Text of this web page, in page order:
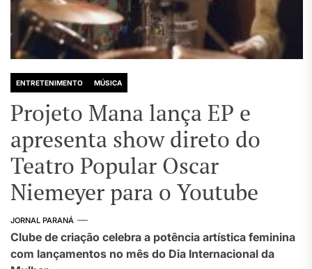
ENTRETENIMENTO MÚSICA
Projeto Mana lança EP e
apresenta show direto do
Teatro Popular Oscar
Niemeyer para o Youtube
JORNAL PARANÁ
Clube de criação celebra a potência artística feminina
com lançamentos no mês do Dia Internacional da